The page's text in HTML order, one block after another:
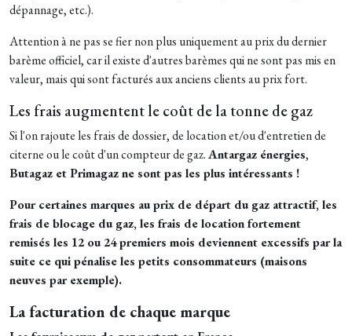
dépannage, etc.).
Attention à ne pas se fier non plus uniquement au prix du dernier
barème officiel, car il existe d'autres barèmes qui ne sont pas mis en
valeur, mais qui sont facturés aux anciens clients au prix fort.
Les frais augmentent le coût de la tonne de gaz
Si l'on rajoute les frais de dossier, de location et/ou d'entretien de
citerne ou le coût d'un compteur de gaz.Antargaz énergies,
Butagaz et Primagaz ne sont pas les plus intéressants !
Pour certaines marques au prix de départ du gaz attractif, les
frais de blocage du gaz, les frais de location fortement
remisés les 12 ou 24 premiers mois deviennent excessifs par la
suite ce qui pénalise les petits consommateurs (maisons
neuves par exemple).
La facturation de chaque marque